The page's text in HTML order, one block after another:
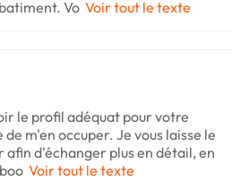
Vo Voir tout le texte
le profil adéquat pour votre
m'en occuper. Je vous laisse le
d'échanger plus en détail, en
Voir tout le texte